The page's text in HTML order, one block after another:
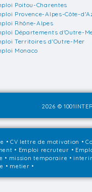
Poitou-Charentes
Provence-Alpes-Côte-
Rhône-Alpes
Départements d'Outre-
Territoires d'Outre-Mer
Monaco
2026 ©
• CV lettre de motivation •
• Emploi recruteur •
• mission temporaire •
• metier •